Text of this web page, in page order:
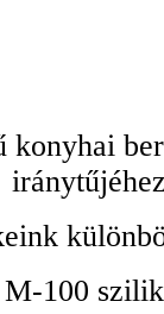
konyhai
M-100